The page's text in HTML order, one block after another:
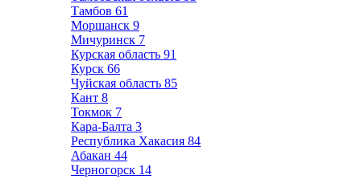
Тамбов 61
Моршанск 9
Мичуринск 7
Курская область 91
Курск 66
Чуйская область 85
Кант 8
Токмок 7
Кара-Балта 3
Республика Хакасия 84
Абакан 44
Черногорск 14